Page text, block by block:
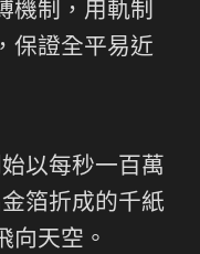
機制，用軌制
保證全平易近
以每秒一百萬
箔折成的千紙
向天空。